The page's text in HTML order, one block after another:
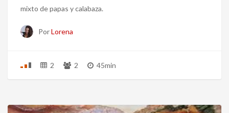
mixto de papas y calabaza.
PorLorena
2 2 45min